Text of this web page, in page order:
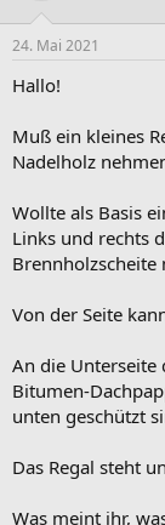
l
e
l
24. Mai 2021
Hallo!
Muß ein kleines
Nadelholz
Wollte als Basis
Links und rechts
Von der Seite
An die Unterseite
Bitumen-
unten geschützt
Das Regal steht
Was meint ihr,